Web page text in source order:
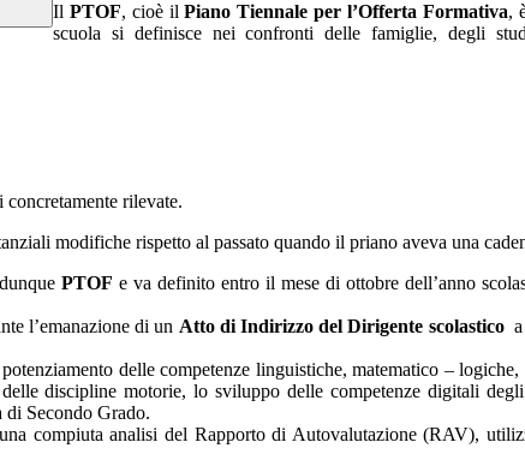
Il PTOF, cioè il Piano Tiennale per l’Offerta Formativa,
scuola si definisce nei confronti delle famiglie, degli
rilevate.
modifiche rispetto al passato quando il priano aveva una
PTOF e va definito entro il mese di ottobre dell’anno
l’emanazione di un Atto di Indirizzo del Dirigente scolasticoa
delle competenze linguistiche, matematico –
discipline motorie, lo sviluppo delle competenze digitali
di Secondo Grado.
compiuta analisi del Rapporto di Autovalutazione (RAV),